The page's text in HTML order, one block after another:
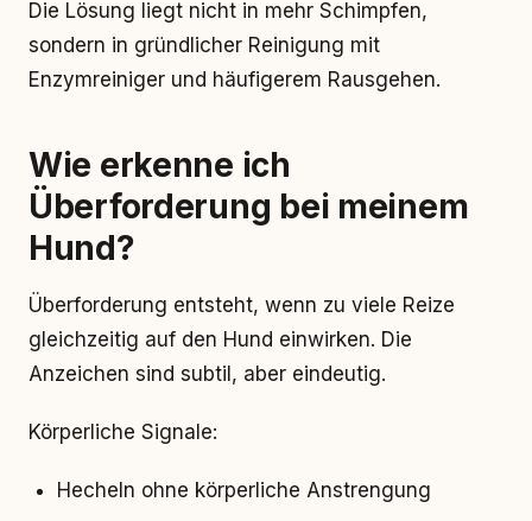
Die Lösung liegt nicht in mehr Schimpfen,
sondern in gründlicher Reinigung mit
Enzymreiniger und häufigerem Rausgehen.
Wie erkenne ich
Überforderung bei meinem
Hund?
Überforderung entsteht, wenn zu viele Reize
gleichzeitig auf den Hund einwirken. Die
Anzeichen sind subtil, aber eindeutig.
Körperliche Signale:
Hecheln ohne körperliche Anstrengung